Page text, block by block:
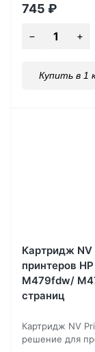
745 ₽
Купить в 1
Картридж NV
принтеров
M479fdw/
страниц
Картридж NV
решение для